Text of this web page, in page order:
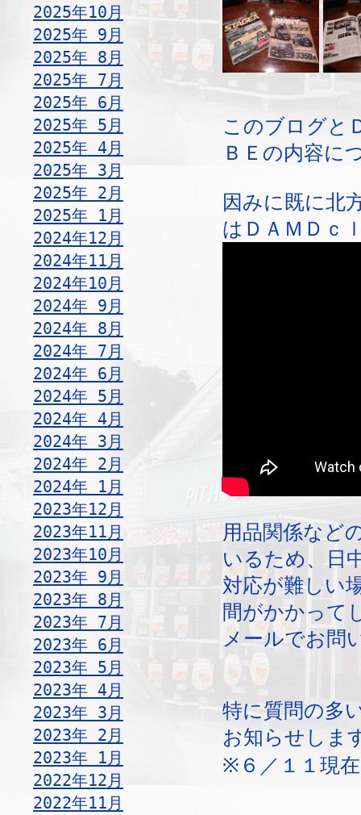
2025年10月
2025年 9月
2025年 8月
2025年 7月
2025年 6月
2025年 5月
2025年 4月
2025年 3月
2025年 2月
2025年 1月
2024年12月
2024年11月
2024年10月
2024年 9月
2024年 8月
2024年 7月
2024年 6月
2024年 5月
2024年 4月
2024年 3月
2024年 2月
2024年 1月
2023年12月
2023年11月
2023年10月
2023年 9月
2023年 8月
2023年 7月
2023年 6月
2023年 5月
2023年 4月
2023年 3月
2023年 2月
2023年 1月
2022年12月
2022年11月
このブログと
ＢＥの内容に
因みに既に北
はＤＡＭＤｃ
用品関係など
いるため、日
対応が難しい
間がかかって
メールでお問
特に質問の多
お知らせしま
※６／１１現在